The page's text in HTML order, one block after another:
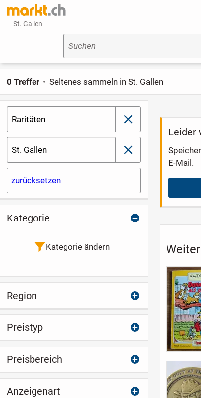
St. Gallen
Suchen
Raritäten schließen
St. Gallen schließen
zurücksetzen
0 Treffer Seltenes sammeln in St. Gallen
Leider
E-Mail.
Kategorie
Kategorie ändern
Region
Preistyp
Preisbereich
Anzeigenart